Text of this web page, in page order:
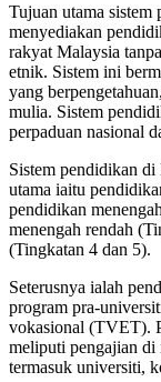
Tujuan utama
menyediakan
rakyat Malaysia
etnik. Sistem ini
yang
mulia. Sistem
perpaduan nasional
Sistem pendidikan
utama iaitu
pendidikan
menengah rendah
(Tingkatan 4 dan 5).
Seterusnya ialah
program pra-
vokasional (TVET).
meliputi pengajian di
termasuk universiti,